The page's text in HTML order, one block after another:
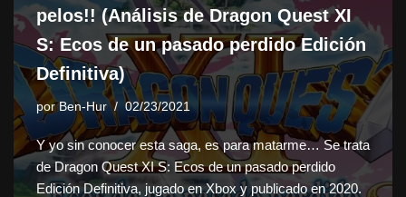
pelos!! (Análisis de Dragon Quest XI
S: Ecos de un pasado perdido Edición
Definitiva)
porBen-Hur 02/23/2021
Y yo sin conocer esta saga, es para matarme… Se trata
de Dragon Quest XI S: Ecos de un pasado perdido
Edición Definitiva, jugado en Xbox y publicado en 2020.